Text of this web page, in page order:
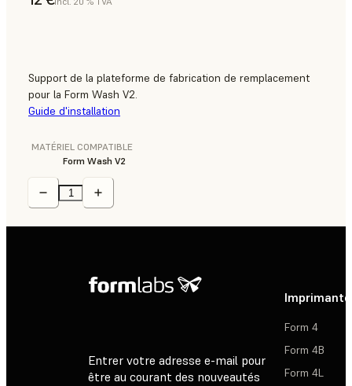
Support de la plateforme de fabrication de remplacement
pour la Form Wash V2.
Guide d'installation
MATÉRIEL COMPATIBLE
Form Wash V2
Entrer votre adresse e-mail pour
être au courant des nouveautés
Form 4
Form 4B
Form 4L